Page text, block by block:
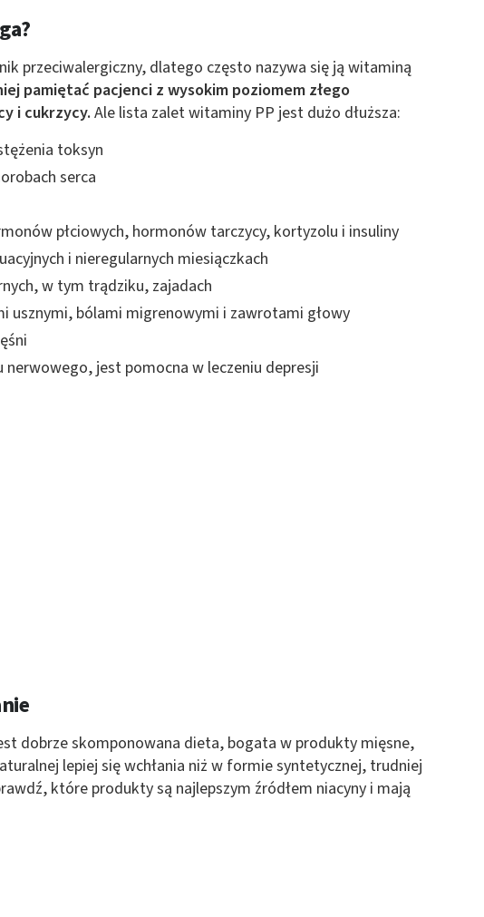
przeciwalergiczny, dlatego często nazywa się ją witaminą
pamiętać pacjenci z wysokim poziomem złego
i cukrzycy.Ale lista zalet witaminy PP jest dużo dłuższa:
toksyn
serca
płciowych, hormonów tarczycy, kortyzolu i insuliny
i nieregularnych miesiączkach
w tym trądziku, zajadach
usznymi, bólami migrenowymi i zawrotami głowy
nerwowego, jest pomocna w leczeniu depresji
dobrze skomponowana dieta, bogata w produkty mięsne,
lepiej się wchłania niż w formie syntetycznej, trudniej
które produkty są najlepszym źródłem niacyny i mają
danych z różnych źródeł
informacji